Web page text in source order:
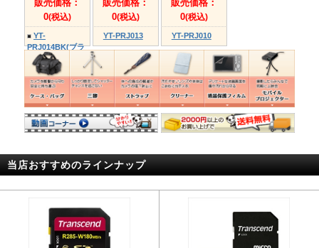
マルチスタンド(4
段タイプ)
DG-CAM10
マルチスタンド(3
段タイプ)
DG-CAM11
当店おすすめのラインナップ